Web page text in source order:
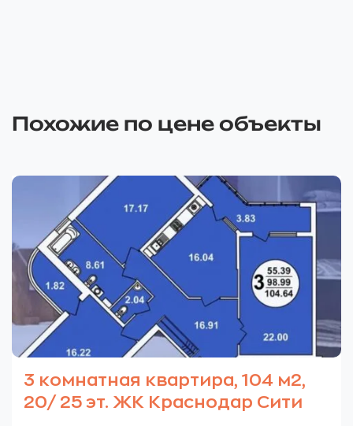
Похожие по цене объекты
3 комнатная квартира, 104 м2,
20/ 25 эт. ЖК Краснодар Сити